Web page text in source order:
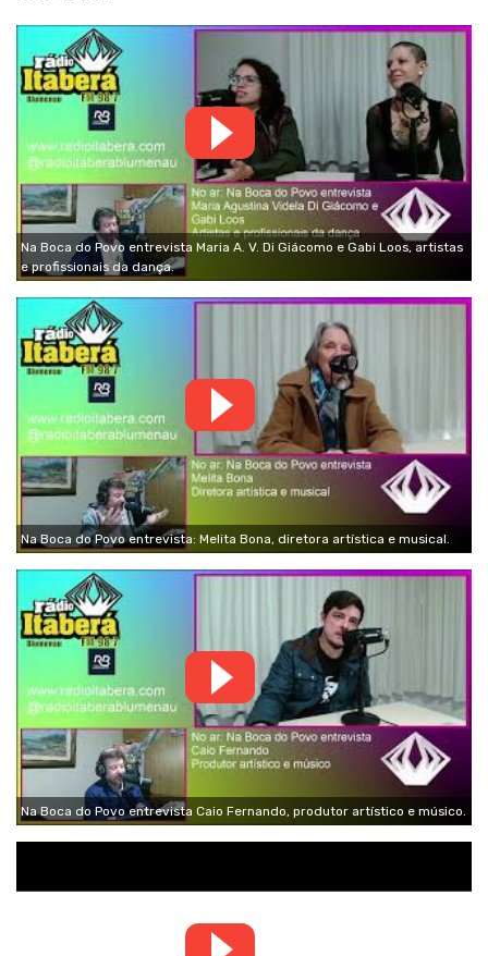
Na Boca do Povo entrevista Maria A. V. Di Giácomo e Gabi Loos, artistas
e profissionais da dança.
Na Boca do Povo entrevista: Melita Bona, diretora artística e musical.
Na Boca do Povo entrevista Caio Fernando, produtor artístico e músico.